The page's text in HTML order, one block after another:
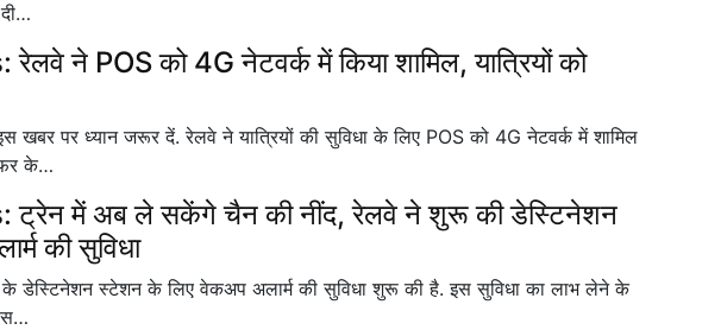
ने POS को 4G नेटवर्क में किया शामिल, यात्रियों को
खबर पर ध्यान जरूर दें. रेलवे ने यात्रियों की सुविधा के लिए POS को 4G नेटवर्क में शामिल
के…
में अब ले सकेंगे चैन की नींद, रेलवे ने शुरू की डेस्टिनेशन
की सुविधा
के डेस्टिनेशन स्टेशन के लिए वेकअप अलार्म की सुविधा शुरू की है. इस सुविधा का लाभ लेने के
स…